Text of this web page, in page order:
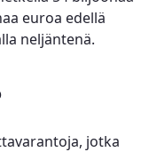
euroa edellä
neljäntenä.
jotka